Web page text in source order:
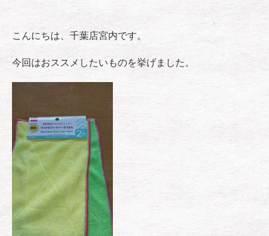
こんにちは、千葉店宮内です。
今回はおススメしたいものを挙げました。